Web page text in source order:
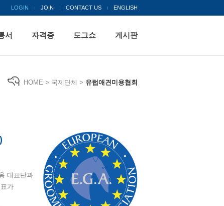
LOGIN JOIN CONTACT US ENGLISH
서 자격증 도그쇼 게시판
HOME > 국제단체 > 유럽애견미용협회
대표단과
가